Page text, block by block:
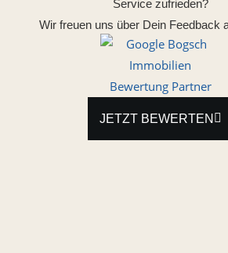
Service zufrieden?
Wir freuen uns über Dein Feedback
JETZT BEWERTEN